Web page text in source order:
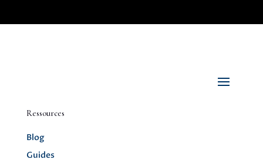
Ressources
Blog
Guides